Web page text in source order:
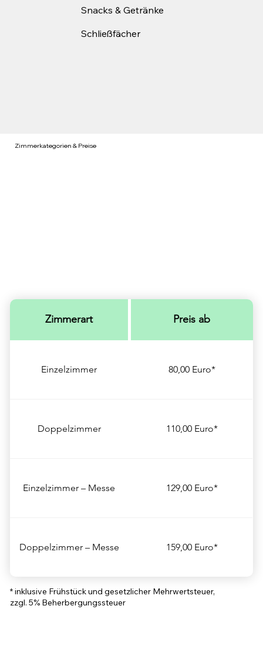
Snacks & Getränke
Schließfächer
Zimmerkategorien & Preise
Zimmerart Preis ab
Einzelzimmer 80,00 Euro*
Doppelzimmer 110,00 Euro*
Einzelzimmer – Messe 129,00 Euro*
Doppelzimmer – Messe 159,00 Euro*
* inklusive Frühstück und gesetzlicher Mehrwertsteuer,
zzgl. 5% Beherbergungssteuer